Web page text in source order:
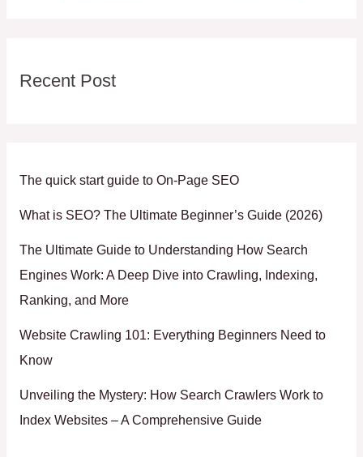
Recent Post
The quick start guide to On-Page SEO
What is SEO? The Ultimate Beginner’s Guide (2026)
The Ultimate Guide to Understanding How Search
Engines Work: A Deep Dive into Crawling, Indexing,
Ranking, and More
Website Crawling 101: Everything Beginners Need to
Know
Unveiling the Mystery: How Search Crawlers Work to
Index Websites – A Comprehensive Guide